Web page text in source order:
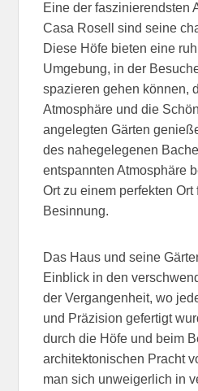
Eine der faszinierendsten
Casa Rosell sind seine
Diese Höfe bieten eine
Umgebung, in der
spazieren gehen können,
Atmosphäre und die
angelegten Gärten
des nahegelegenen
entspannten Atmosphäre
Ort zu einem perfekten
Besinnung.
Das Haus und seine
Einblick in den
der Vergangenheit, wo
und Präzision gefertigt
durch die Höfe und beim
architektonischen Pracht
man sich unweigerlich in